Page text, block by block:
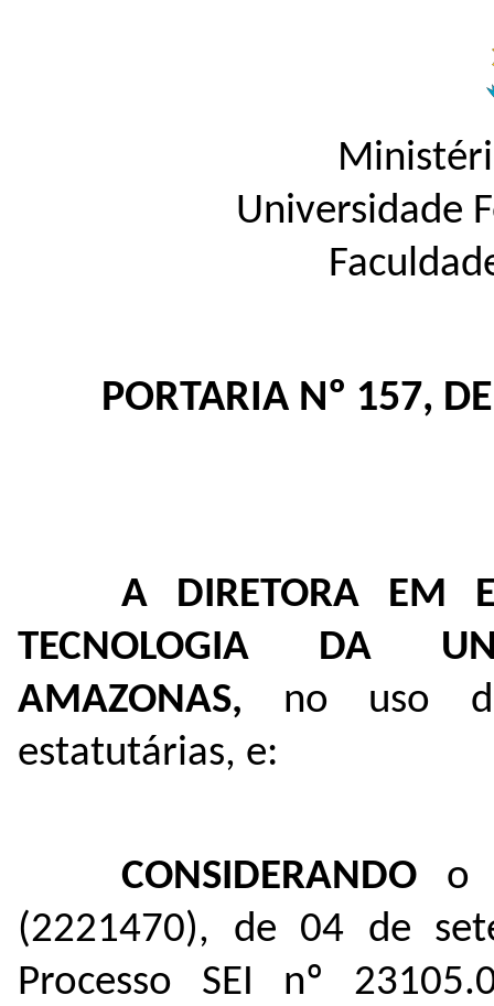
Universidade
PORTARIA Nº 157,
A DIRETORA EM
TECNOLOGIA DA
AMAZONAS, no uso
estatutárias, e:
CONSIDERANDO o
(2221470), de 04 de
Processo SEI nº